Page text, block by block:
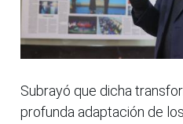
Subrayó que dicha
profunda adaptación de